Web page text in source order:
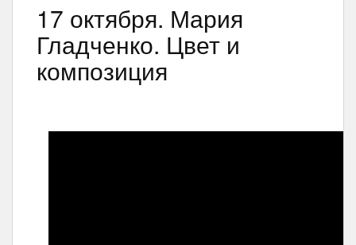
17 октября. Мария
Гладченко. Цвет и
композиция